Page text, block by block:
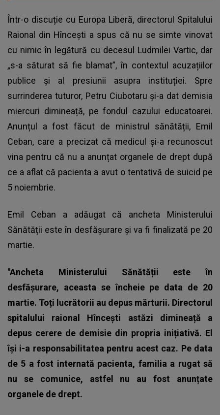
Într-o discuție cu Europa Liberă, directorul Spitalului
Raional din Hîncești a spus că nu se simte vinovat
cu nimic în legătură cu decesul Ludmilei Vartic, dar
„s-a săturat să fie blamat”, în contextul acuzațiilor
publice și al presiunii asupra instituției. Spre
surrinderea tuturor, Petru Ciubotaru și-a dat demisia
miercuri dimineață, pe fondul cazului educatoarei.
Anunțul a fost făcut de ministrul sănătății, Emil
Ceban, care a precizat că medicul și-a recunoscut
vina pentru că nu a anunțat organele de drept după
ce a aflat că pacienta a avut o tentativă de suicid pe
5 noiembrie.
Emil Ceban a adăugat că ancheta Ministerului
Sănătății este în desfășurare și va fi finalizată pe 20
martie.
"Ancheta Ministerului Sănătății este în
desfășurare, aceasta se încheie pe data de 20
martie. Toți lucrătorii au depus mărturii. Directorul
spitalului raional Hîncești astăzi dimineață a
depus cerere de demisie din propria inițiativă. El
își i-a responsabilitatea pentru acest caz. Pe data
de 5 a fost internată pacienta, familia a rugat să
nu se comunice, astfel nu au fost anunțate
organele de drept.